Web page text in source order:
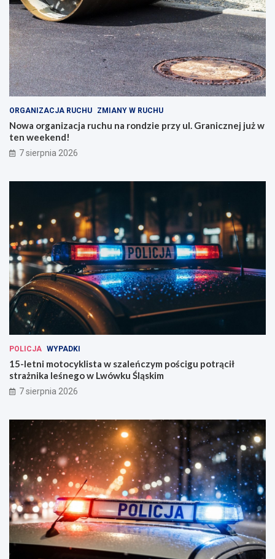
ORGANIZACJA RUCHU ZMIANY W RUCHU
Nowa organizacja ruchu na rondzie przy ul. Granicznej już w
ten weekend!
7 sierpnia 2026
POLICJA WYPADKI
15-letni motocyklista w szaleńczym pościgu potrącił
strażnika leśnego w Lwówku Śląskim
7 sierpnia 2026